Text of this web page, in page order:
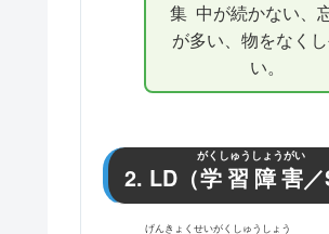
集中が続かない、
が多い、物をなく
い。
2. LD（学習障害
がくしゅうしょうがい
げんきょくせいがくしゅうしょう